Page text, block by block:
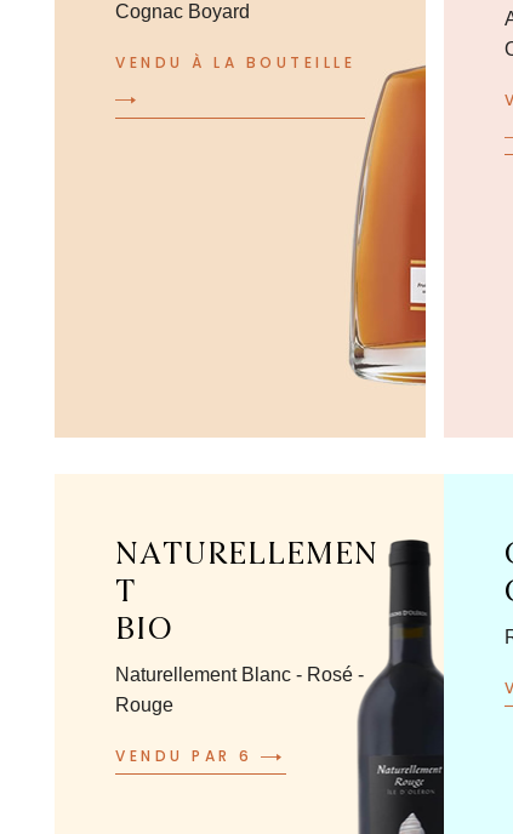
Cognac Boyard
VENDU À LA BOUTEILLE
NATURELLEMEN
T
BIO
Naturellement Blanc - Rosé -
Rouge
VENDU PAR 6